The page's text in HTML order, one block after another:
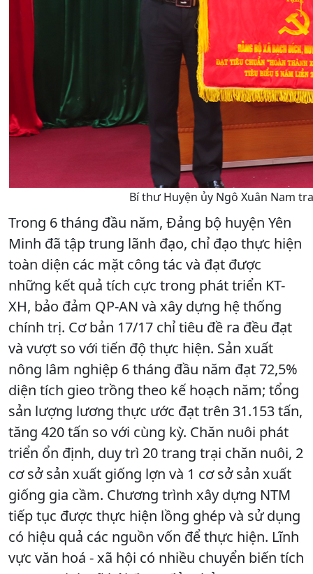
Bí thư Huyện ủy Ngô Xuân Nam
Trong 6 tháng đầu năm, Đảng bộ huyện Yên
Minh đã tập trung lãnh đạo, chỉ đạo thực hiện
toàn diện các mặt công tác và đạt được
những kết quả tích cực trong phát triển KT-
XH, bảo đảm QP-AN và xây dựng hệ thống
chính trị. Cơ bản 17/17 chỉ tiêu đề ra đều đạt
và vượt so với tiến độ thực hiện. Sản xuất
nông lâm nghiệp 6 tháng đầu năm đạt 72,5%
diện tích gieo trồng theo kế hoạch năm; tổng
sản lượng lương thực ước đạt trên 31.153 tấn,
tăng 420 tấn so với cùng kỳ. Chăn nuôi phát
triển ổn định, duy trì 20 trang trại chăn nuôi, 2
cơ sở sản xuất giống lợn và 1 cơ sở sản xuất
giống gia cầm. Chương trình xây dựng NTM
tiếp tục được thực hiện lồng ghép và sử dụng
có hiệu quả các nguồn vốn để thực hiện. Lĩnh
vực văn hoá - xã hội có nhiều chuyển biến tích